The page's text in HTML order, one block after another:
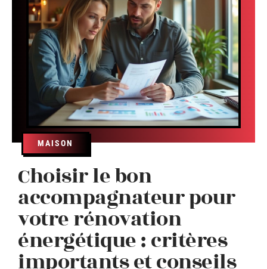
MAISON
Choisir le bon
accompagnateur pour
votre rénovation
énergétique : critères
importants et conseils